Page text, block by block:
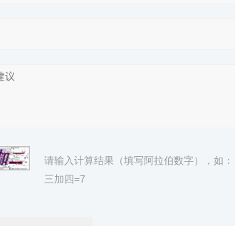
请输入计算结果（填写阿拉伯数字），如：
三加四=7